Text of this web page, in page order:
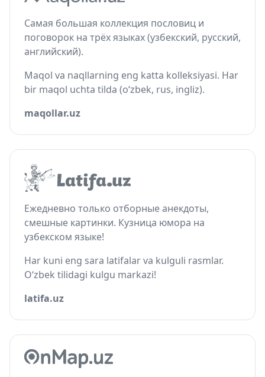
Самая большая коллекция пословиц и
поговорок на трёх языках (узбекский, русский,
английский).
Maqol va naqllarning eng katta kolleksiyasi. Har
bir maqol uchta tilda (o‘zbek, rus, ingliz).
maqollar.uz
Ежедневно только отборные анекдоты,
смешные картинки. Кузница юмора на
узбекском языке!
Har kuni eng sara latifalar va kulguli rasmlar.
O‘zbek tilidagi kulgu markazi!
latifa.uz